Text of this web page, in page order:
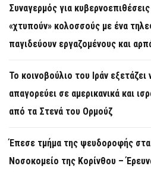
Συναγερμός για
«χτυπούν» κολοσσούς με ένα
παγιδεύουν εργαζομένους και
Το κοινοβούλιο του Ιράν
απαγορεύει σε αμερικανικά και
από τα Στενά του Ορμούζ
Έπεσε τμήμα της ψευδοροφής
Νοσοκομείο της Κορίνθου –